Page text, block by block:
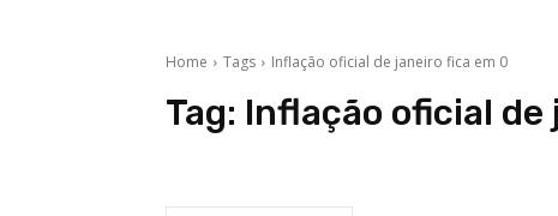
Home Tags Inflação oficial de janeiro fica em 0
Tag: Inflação oficial de